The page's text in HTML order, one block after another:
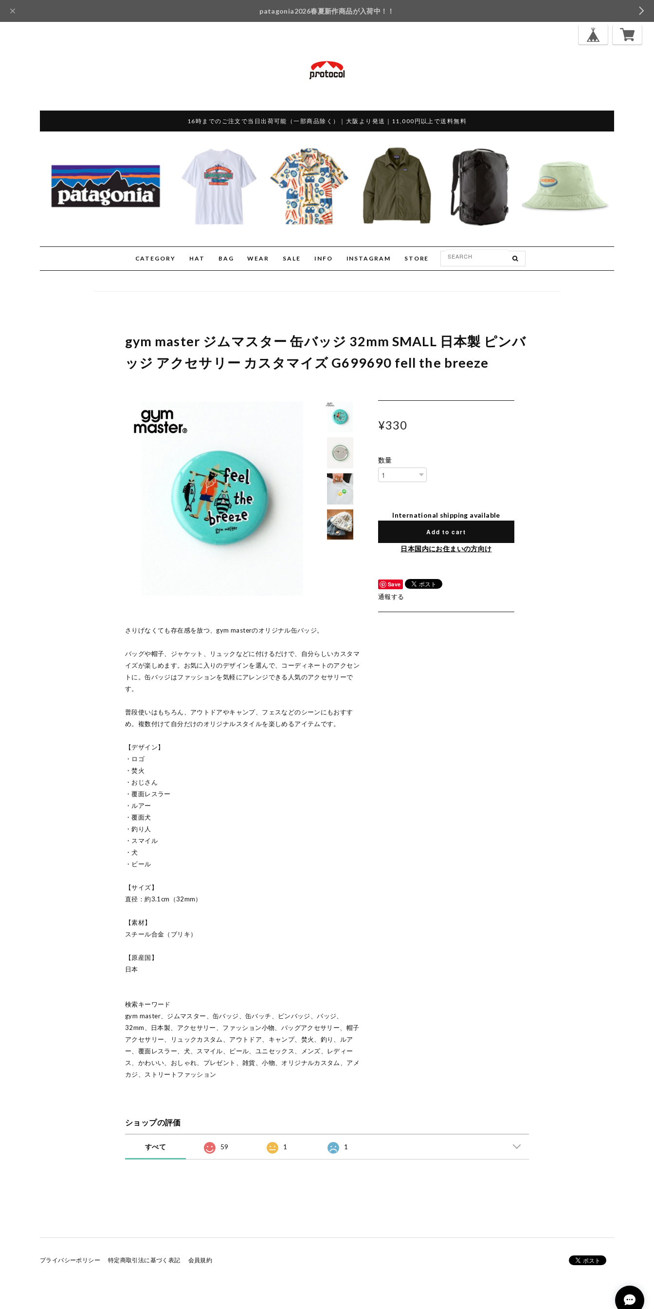
patagonia2026春夏新作商品が入荷中！！
16時までのご注文で当日出荷可能（一部商品除く）｜大阪より発送｜11,000円以上で送料無料
CATEGORY HAT BAG WEAR SALE INFO INSTAGRAM STORE
gym master ジムマスター 缶バッジ 32mm SMALL 日本製 ピンバ
ッジ アクセサリー カスタマイズ G699690 fell the breeze
さりげなくても存在感を放つ、gym masterのオリジナル缶バッジ。
バッグや帽子、ジャケット、リュックなどに付けるだけで、自分らしいカスタマ
イズが楽しめます。お気に入りのデザインを選んで、コーディネートのアクセン
トに。缶バッジはファッションを気軽にアレンジできる人気のアクセサリーで
す。
普段使いはもちろん、アウトドアやキャンプ、フェスなどのシーンにもおすす
め。複数付けて自分だけのオリジナルスタイルを楽しめるアイテムです。
【デザイン】
・ロゴ
・焚火
・おじさん
・覆面レスラー
・ルアー
・覆面犬
・釣り人
・スマイル
・犬
・ビール
【サイズ】
直径：約3.1cm（32mm）
【素材】
スチール合金（ブリキ）
【原産国】
日本
検索キーワード
gym master、ジムマスター、缶バッジ、缶バッチ、ピンバッジ、バッジ、
32mm、日本製、アクセサリー、ファッション小物、バッグアクセサリー、帽子
アクセサリー、リュックカスタム、アウトドア、キャンプ、焚火、釣り、ルア
ー、覆面レスラー、犬、スマイル、ビール、ユニセックス、メンズ、レディー
ス、かわいい、おしゃれ、プレゼント、雑貨、小物、オリジナルカスタム、アメ
カジ、ストリートファッション
¥330
数量
International shipping available
Add to cart
日本国内にお住まいの方向け
Save
通報する
ショップの評価
すべて 59 1 1
プライバシーポリシー 特定商取引法に基づく表記 会員規約